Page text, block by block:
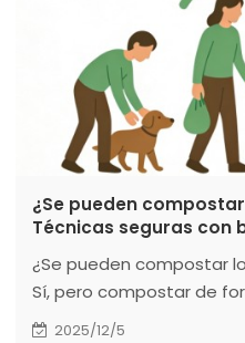
¿Se pueden
Técnicas seguras con
¿Se pueden compostar
Sí, pero compostar de
de las mascotas
2025/12/5